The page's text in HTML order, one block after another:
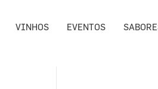
VINHOS EVENTOS